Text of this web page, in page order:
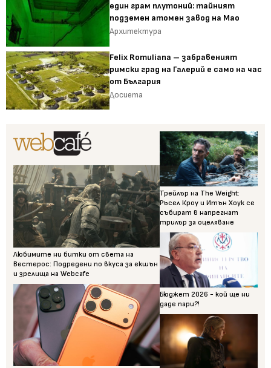
един грам плутоний: тайният
подземен атомен завод на Мао
Архитектура
Felix Romuliana – забравеният
римски град на Галерий е само на час
от България
Досиета
Любимите ни битки от света на
Вестерос: Подредени по вкуса за екшън
и зрелища на Webcafe
Трейлър на The Weight:
Ръсел Кроу и Итън Хоук се
събират в напрегнат
трилър за оцеляване
Бюджет 2026 - кой ще ни
даде пари?!